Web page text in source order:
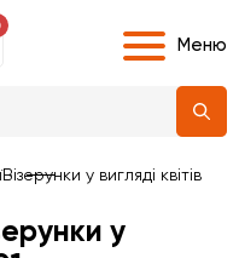
Меню
Візерунки у вигляді квітів
у